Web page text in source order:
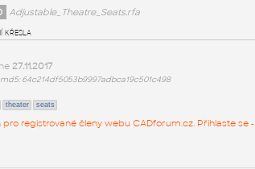
Adjustable_Theatre_Seats.rfa
křesla
27.11.2017
md5: 64c214df5053b9997adbca19c501c498
theater seats
pro registrované členy webu CADforum.cz. Přihlaste se -